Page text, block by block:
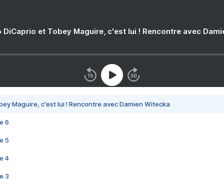
DiCaprio et Tobey Maguire, c'est lui ! Rencontre avec
Maguire, c'est lui ! Rencontre avec Damien Witecka
6
5
4
3